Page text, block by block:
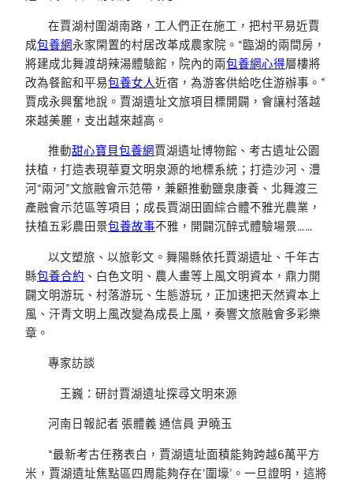
在賈湖村圍湖南路，工人們正在施工，把村平易近賈
成包養網永家閑置的村居改革成農家院。“臨湖的兩間房，
將建成北舞渡胡辣湯體驗館，院內的兩包養網心得層樓將
改為餐館和平易包養女人近宿，為游客供給吃住游辦事。”
賈成永興奮地說。賈湖遺址文旅項目標開闢，會讓村落越
來越美麗，支出越來越高。
推動甜心寶貝包養網賈湖遺址博物館、考古遺址公園
扶植，打造表現華夏文明泉源的地標系統；打造沙河、澧
河“兩河”文旅融會示范帶，兼顧推動鹽泉康養、北舞渡三
產融會示范區等項目；成長賈湖田園綜合體不雅光農業，
扶植五彩農田景包養故事不雅，開闢沉醉式體驗場景……
以文塑旅、以旅彰文。舞陽縣依托賈湖遺址、千年古
縣包養合約 、白色文明、農人畫等上風文明資本，鼎力開
闢文明游玩、村落游玩、生態游玩，正加速把天然資本上
風、汗青文明上風改變為成長上風，奏響文旅融會多彩樂
章。
專家訪談
王巍：研討賈湖遺址探尋文明來源
河南日報記者 張體義 通信員 尹曉玉
“最新考古任務表白，賈湖遺址面積能夠跨越6萬平方
米，賈湖遺址焦點區四周能夠存在‘圍壕’。一旦證明，這將